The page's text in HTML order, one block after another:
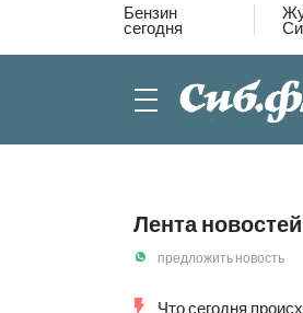
Бензин
сегодня
Лента новостей
предложить новость
Что сегодня